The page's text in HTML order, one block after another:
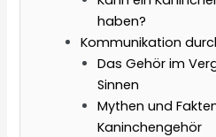
haben?
Kommunikation
Das Gehör im
Sinnen
Mythen und
Kaninchengehör